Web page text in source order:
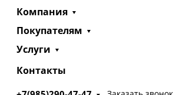
Компания
Покупателям
Услуги
Контакты